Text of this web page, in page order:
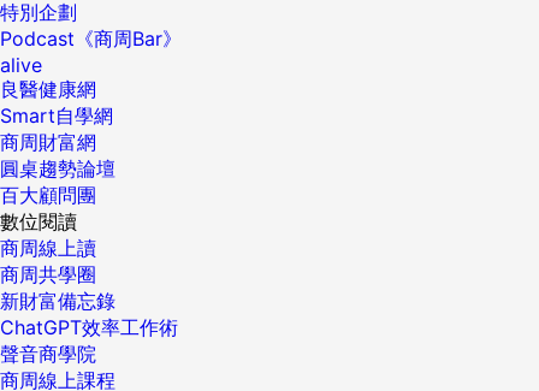
特別企劃
Podcast《商周Bar》
alive
良醫健康網
Smart自學網
商周財富網
圓桌趨勢論壇
百大顧問團
數位閱讀
商周線上讀
商周共學圈
新財富備忘錄
ChatGPT效率工作術
聲音商學院
商周線上課程